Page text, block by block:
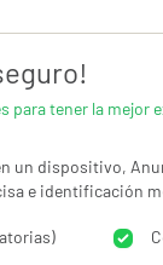
DE USO
para tener la mejor
un dispositivo,
e identificación